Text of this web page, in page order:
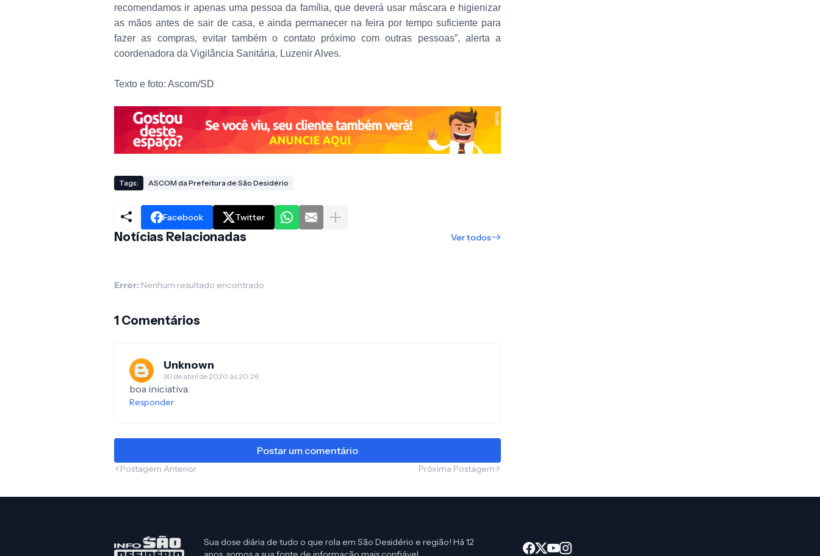
recomendamos ir apenas uma pessoa da família, que deverá usar máscara e higienizar
as mãos antes de sair de casa, e ainda permanecer na feira por tempo suficiente para
fazer as compras, evitar também o contato próximo com outras pessoas”, alerta a
coordenadora da Vigilância Sanitária, Luzenir Alves.
Texto e foto: Ascom/SD
Tags: ASCOM da Prefeitura de São Desidério
Facebook Twitter
Notícias Relacionadas Ver todos
Error: Nenhum resultado encontrado
1 Comentários
Unknown
30 de abril de 2020 às 20:26
boa iniciativa.
Responder
Postar um comentário
Postagem Anterior Próxima Postagem
Sua dose diária de tudo o que rola em São Desidério e região! Há 12